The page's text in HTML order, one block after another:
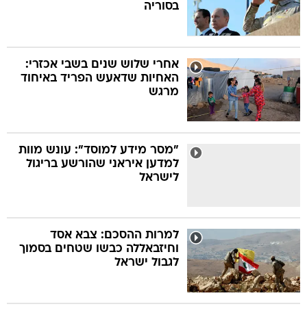
בסוריה
אחרי שלוש שנים בשבי אכזרי:
האחיות שדאעש הפריד באיחוד
מרגש
"מסר מידע למוסד": עונש מוות
למדען איראני שהורשע בריגול
לישראל
למרות ההסכם: צבא אסד
וחיזבאללה כבשו שטחים בסמוך
לגבול ישראל